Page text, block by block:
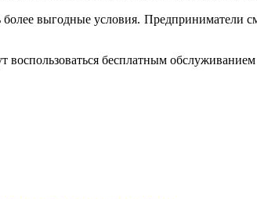
выгодные условия. Предприниматели
бесплатным